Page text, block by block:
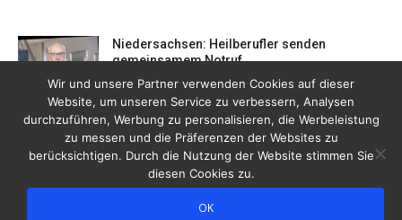
Niedersachsen: Heilberufler senden
gemeinsamem Notruf
19/12/2023
Wir und unsere Partner verwenden Cookies auf dieser
Website, um unseren Service zu verbessern, Analysen
durchzuführen, Werbung zu personalisieren, die Werbeleistung
zu messen und die Präferenzen der Websites zu
berücksichtigen. Durch die Nutzung der Website stimmen Sie
diesen Cookies zu.
OK